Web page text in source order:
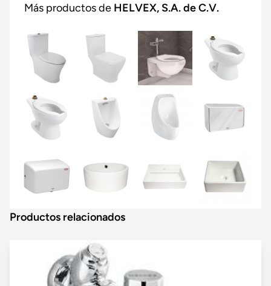
Más productos de HELVEX, S.A. de C.V.
Productos relacionados